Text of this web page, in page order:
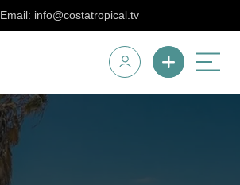
Email: info@costatropical.tv